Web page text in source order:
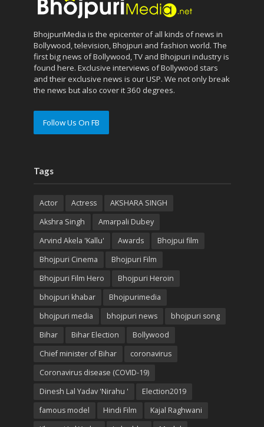
BhojpuriMedia is the epicenter of all kinds of news in
Bollywood, television, Bhojpuri and fashion world. The
first big news of Bollywood, TV and Bhojpuri industry is
found here. Exclusive interviews of Bollywood stars
and their exclusive news is our USP. We not only break
the news but also cover it 360 degrees.
Follow Us On FB
Tags
Actor Actress
AKSHARA SINGH
Akshra Singh
Amarpali Dubey
Arvind Akela 'Kallu'
Awards
Bhojpui film
Bhojpuri Cinema
Bhojpuri Film
Bhojpuri Film Hero
Bhojpuri Heroin
bhojpuri khabar
Bhojpurimedia
bhojpuri media
bhojpuri news
bhojpuri song
Bihar
Bihar Election
Bollywood
Chief minister of Bihar
coronavirus
Coronavirus disease (COVID-19)
Dinesh Lal Yadav 'Nirahu '
Election2019
famous model
Hindi Film
Kajal Raghwani